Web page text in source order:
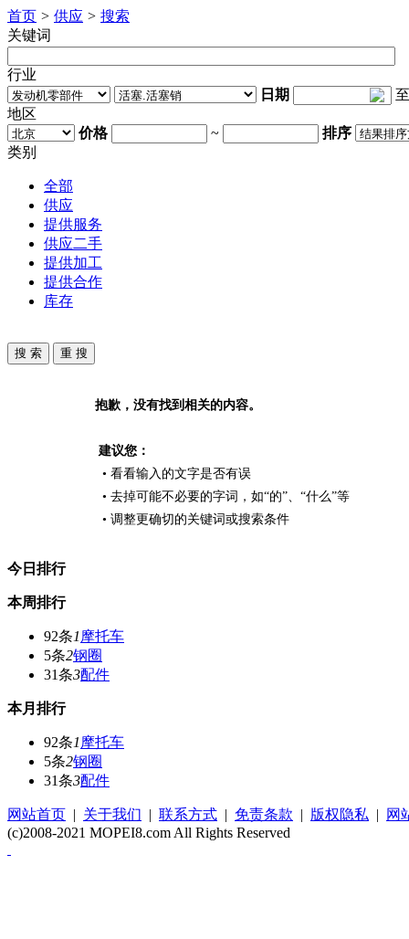
首页 > 供应 > 搜索
关键词
行业
日期
地区
价格
~
排序
类别
全部
供应
提供服务
供应二手
提供加工
提供合作
库存
抱歉，没有找到相关的内容。
建议您：
• 看看输入的文字是否有误
• 去掉可能不必要的字词，如“的”、“什么”等
• 调整更确切的关键词或搜索条件
今日排行
本周排行
92条1 摩托车
5条2钢圈
31条3配件
本月排行
92条1 摩托车
5条2钢圈
31条3配件
网站首页 | 关于我们 | 联系方式 | 免责条款 | 版权隐私 |
网
(c)2008-2021 MOPEI8.com All Rights Reserved